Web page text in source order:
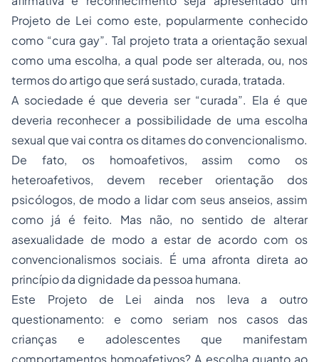
Projeto de Lei como este, popularmente conhecido
como “cura gay”. Tal projeto trata a orientação sexual
como uma escolha, a qual pode ser alterada, ou, nos
termos do artigo que será sustado, curada, tratada.
A sociedade é que deveria ser “curada”. Ela é que
deveria reconhecer a possibilidade de uma escolha
sexual que vai contra os ditames do convencionalismo.
De fato, os homoafetivos, assim como os
heteroafetivos, devem receber orientação dos
psicólogos, de modo a lidar com seus anseios, assim
como já é feito. Mas não, no sentido de alterar
asexualidade de modo a estar de acordo com os
convencionalismos sociais. É uma afronta direta ao
princípio da dignidade da pessoa humana.
Este Projeto de Lei ainda nos leva a outro
questionamento: e como seriam nos casos das
crianças e adolescentes que manifestam
comportamentos homoafetivos? A escolha quanto ao